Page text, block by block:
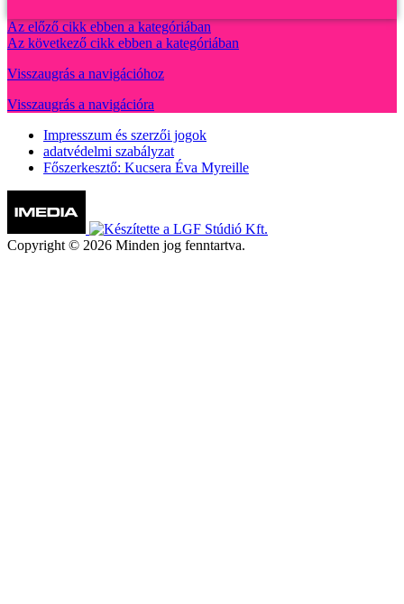
Az előző cikk ebben a kategóriában
Az következő cikk ebben a kategóriában
Visszaugrás a navigációhoz
Visszaugrás a navigációra
Impresszum és szerzői jogok
adatvédelmi szabályzat
Főszerkesztő: Kucsera Éva Myreille
Copyright © 2026 Minden jog fenntartva.